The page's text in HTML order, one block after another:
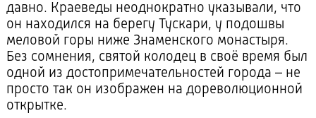
давно. Краеведы неоднократно указывали, что
он находился на берегу Тускари, у подошвы
меловой горы ниже Знаменского монастыря.
Без сомнения, святой колодец в своё время был
одной из достопримечательностей города – не
просто так он изображен на дореволюционной
открытке.